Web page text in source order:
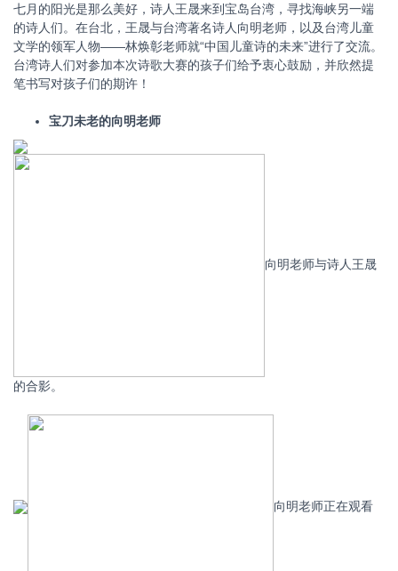
七月的阳光是那么美好，诗人王晟来到宝岛台湾，寻找海峡另一端
的诗人们。在台北，王晟与台湾著名诗人向明老师，以及台湾儿童
文学的领军人物——林焕彰老师就“中国儿童诗的未来”进行了交流。
台湾诗人们对参加本次诗歌大赛的孩子们给予衷心鼓励，并欣然提
笔书写对孩子们的期许！
宝刀未老的向明老师
向明老师与诗人王晟
的合影。
向明老师正在观看